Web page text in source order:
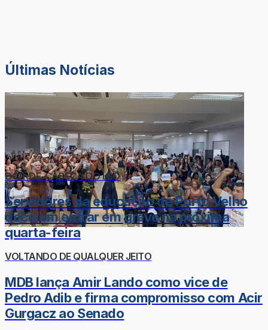
Últimas Notícias
DOR-DE-CABEÇA DO LÉO
Servidores da educação de Porto Velho
decidem entrar em greve na próxima
quarta-feira
VOLTANDO DE QUALQUER JEITO
MDB lança Amir Lando como vice de
Pedro Adib e firma compromisso com Acir
Gurgacz ao Senado